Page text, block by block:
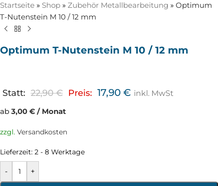
Startseite » Shop » Zubehör Metallbearbeitung » Optimum
T-Nutenstein M 10 / 12 mm
Optimum T-Nutenstein M 10 / 12 mm
Statt: 22,90€ Preis: 17,90 € inkl. MwSt
ab 3,00 € / Monat
zzgl. Versandkosten
Lieferzeit: 2 - 8 Werktage
- +